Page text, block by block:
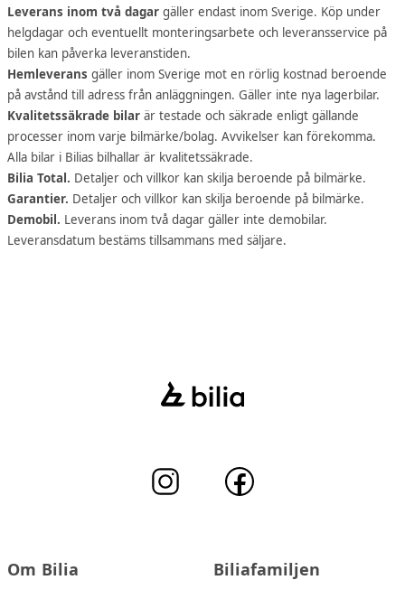
Leverans inom två dagar gäller endast inom Sverige. Köp under
helgdagar och eventuellt monteringsarbete och leveransservice på
bilen kan påverka leveranstiden.
Hemleverans gäller inom Sverige mot en rörlig kostnad beroende
på avstånd till adress från anläggningen. Gäller inte nya lagerbilar.
Kvalitetssäkrade bilar är testade och säkrade enligt gällande
processer inom varje bilmärke/bolag. Avvikelser kan förekomma.
Alla bilar i Bilias bilhallar är kvalitetssäkrade.
Bilia Total. Detaljer och villkor kan skilja beroende på bilmärke.
Garantier. Detaljer och villkor kan skilja beroende på bilmärke.
Demobil. Leverans inom två dagar gäller inte demobilar.
Leveransdatum bestäms tillsammans med säljare.
Om Bilia Biliafamiljen